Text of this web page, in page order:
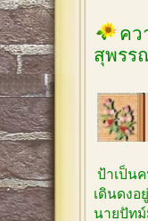
คว
สุพรร
ป้าเป็น
เดินดงอ
นายปัทม์